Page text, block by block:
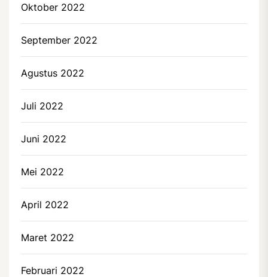
Oktober 2022
September 2022
Agustus 2022
Juli 2022
Juni 2022
Mei 2022
April 2022
Maret 2022
Februari 2022